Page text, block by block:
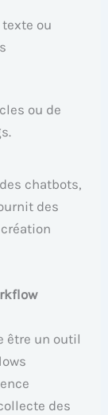
ou
ou de
chatbots,
des
être un outil
des